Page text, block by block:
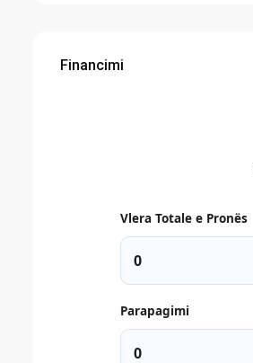
Financimi
Vlera Totale e Pronës
Parapagimi